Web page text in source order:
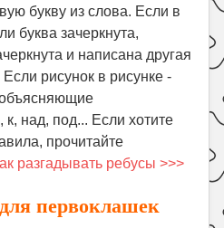
букву из слова. Если в
буква зачеркнута,
и написана другая
рисунок в рисунке -
объясняющие
над, под... Если хотите
прочитайте
разгадывать ребусы >>>
первоклашек